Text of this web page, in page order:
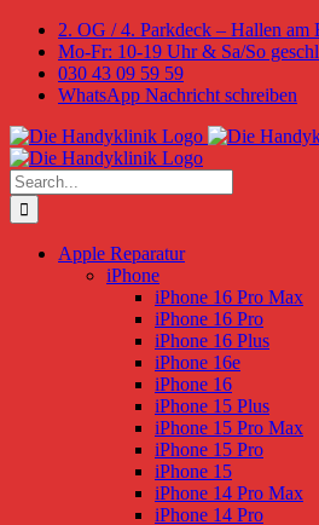
Skip
content
2. OG / 4. Parkdeck – Hallen am
Mo-Fr: 10-19 Uhr & Sa/So
030 43 09 59 59
WhatsApp Nachricht schreiben
Search
for:
Apple Reparatur
iPhone
iPhone 16 Pro Max
iPhone 16 Pro
iPhone 16 Plus
iPhone 16e
iPhone 16
iPhone 15 Plus
iPhone 15 Pro Max
iPhone 15 Pro
iPhone 15
iPhone 14 Pro Max
iPhone 14 Pro